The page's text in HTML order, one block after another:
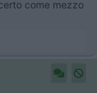
come mezzo